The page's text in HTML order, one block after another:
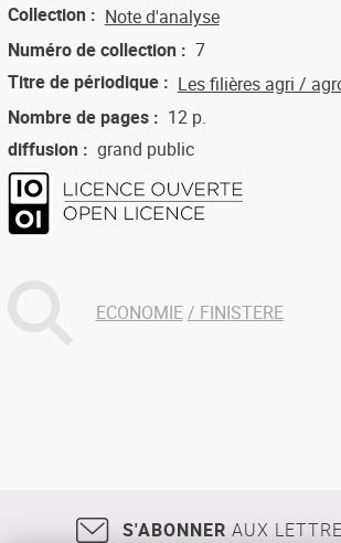
Collection
Note d'analyse
Numéro de collection
7
Titre de périodique
Les filières agri /
Nombre de pages
12 p.
diffusion
grand public
ECONOMIE FINISTERE
S'ABONNER AUX